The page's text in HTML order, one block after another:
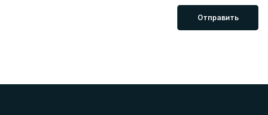
Отправить